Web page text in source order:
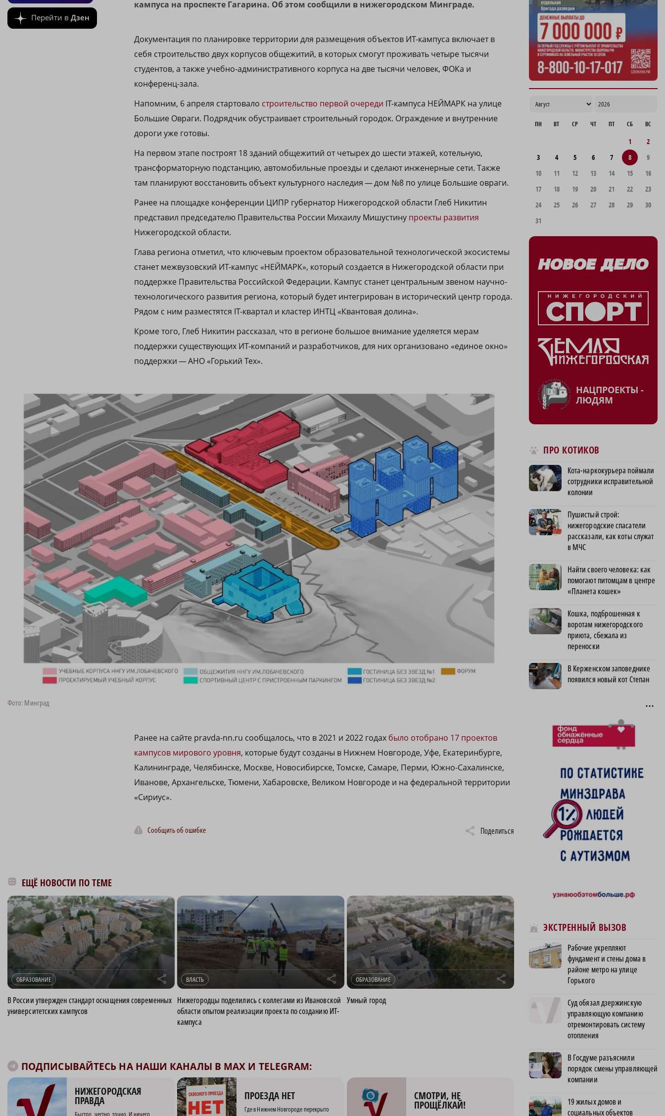
Перейти в Дзен
кампуса на проспекте Гагарина. Об этом сообщили в нижегородском Минграде.
Документация по планировке территории для размещения объектов ИТ-кампуса включает в
себя строительство двух корпусов общежитий, в которых смогут проживать четыре тысячи
студентов, а также учебно-административного корпуса на две тысячи человек, ФОКа и
конференц-зала.
Напомним, 6 апреля стартовало строительство первой очереди IТ-кампуса НЕЙМАРК на улице
Большие Овраги. Подрядчик обустраивает строительный городок. Ограждение и внутренние
дороги уже готовы.
На первом этапе построят 18 зданий общежитий от четырех до шести этажей, котельную,
трансформаторную подстанцию, автомобильные проезды и сделают инженерные сети. Также
там планируют восстановить объект культурного наследия — дом №8 по улице Большие овраги.
Ранее на площадке конференции ЦИПР губернатор Нижегородской области Глеб Никитин
представил председателю Правительства России Михаилу Мишустину проекты развития
Нижегородской области.
Глава региона отметил, что ключевым проектом образовательной технологической экосистемы
станет межвузовский ИТ-кампус «НЕЙМАРК», который создается в Нижегородской области при
поддержке Правительства Российской Федерации. Кампус станет центральным звеном научно-
технологического развития региона, который будет интегрирован в исторический центр города.
Рядом с ним разместятся IT-квартал и кластер ИНТЦ «Квантовая долина».
Кроме того, Глеб Никитин рассказал, что в регионе большое внимание уделяется мерам
поддержки существующих ИТ-компаний и разработчиков, для них организовано «единое окно»
поддержки — АНО «Горький Тех».
Фото: Минград
Ранее на сайте pravda-nn.ru сообщалось, что в 2021 и 2022 годах было отобрано 17 проектов
кампусов мирового уровня, которые будут созданы в Нижнем Новгороде, Уфе, Екатеринбурге,
Калининграде, Челябинске, Москве, Новосибирске, Томске, Самаре, Перми, Южно-Сахалинске,
Иванове, Архангельске, Тюмени, Хабаровске, Великом Новгороде и на федеральной территории
«Сириус».
Сообщить об ошибке Поделиться
ЕЩЁ НОВОСТИ ПО ТЕМЕ
ОБРАЗОВАНИЕ r
В России утвержден стандарт оснащения современных
университетских кампусов
ВЛАСТЬ r
Нижегородцы поделились с коллегами из Ивановской
области опытом реализации проекта по созданию ИТ-
кампуса
ОБРАЗОВАНИЕ r
Умный город
ПОДПИСЫВАЙТЕСЬ НА НАШИ КАНАЛЫ В MAX И TELEGRAM:
НИЖЕГОРОДСКАЯ
ПРАВДА
Быстро, честно, точно. И ничего
ПРОЕЗДА НЕТ
Где в Нижнем Новгороде перекрыто
СМОТРИ, НЕ
ПРОЩЁЛКАЙ!
ПН ВТ СР ЧТ ПТ СБ ВС
1
2
3
4 5 6 7 8
9
10
11 12 13 14 15
16
17
18 19 20 21 22
23
24
25 26 27 28 29
30
31
НАЦПРОЕКТЫ -
ЛЮДЯМ
ПРО КОТИКОВ
Кота-наркокурьера поймали
сотрудники исправительной
колонии
Пушистый строй:
нижегородские спасатели
рассказали, как коты служат
в МЧС
Найти своего человека: как
помогают питомцам в центре
«Планета кошек»
Кошка, подброшенная к
воротам нижегородского
приюта, сбежала из
переноски
В Керженском заповеднике
появился новый кот Степан
ЭКСТРЕННЫЙ ВЫЗОВ
Рабочие укрепляют
фундамент и стены дома в
районе метро на улице
Горького
Суд обязал дзержинскую
управляющую компанию
отремонтировать систему
отопления
В Госдуме разъяснили
порядок смены управляющей
компании
19 жилых домов и
социальных объектов